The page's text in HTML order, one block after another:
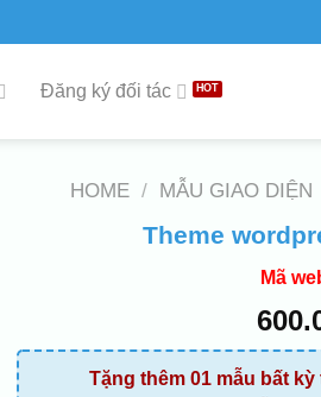
Đăng ký đối tác
HOME / MẪU GIAO DIỆN
Theme
Mã
Tặng thêm 01 mẫu bất